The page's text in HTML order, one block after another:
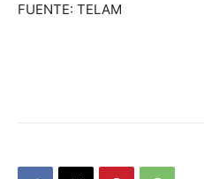
FUENTE: TELAM